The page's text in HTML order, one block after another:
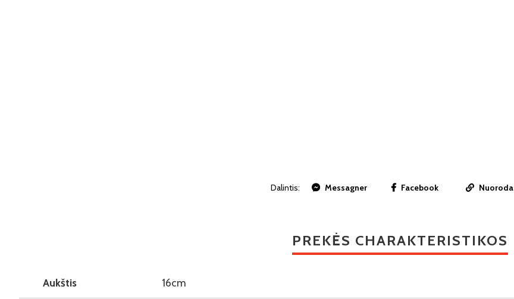
Dalintis: Messagner Facebook Nuoroda
PREKĖS CHARAKTERISTIKOS
Aukštis 16cm